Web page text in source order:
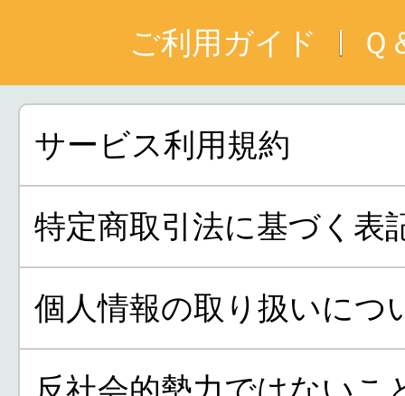
ご利用ガイド Ｑ
サービス利用規約
特定商取引法に基づく表
個人情報の取り扱いにつ